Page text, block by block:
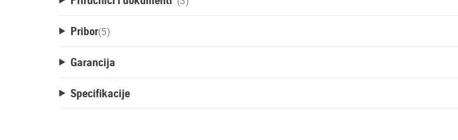
Pribor(5)
Garancija
Specifikacije